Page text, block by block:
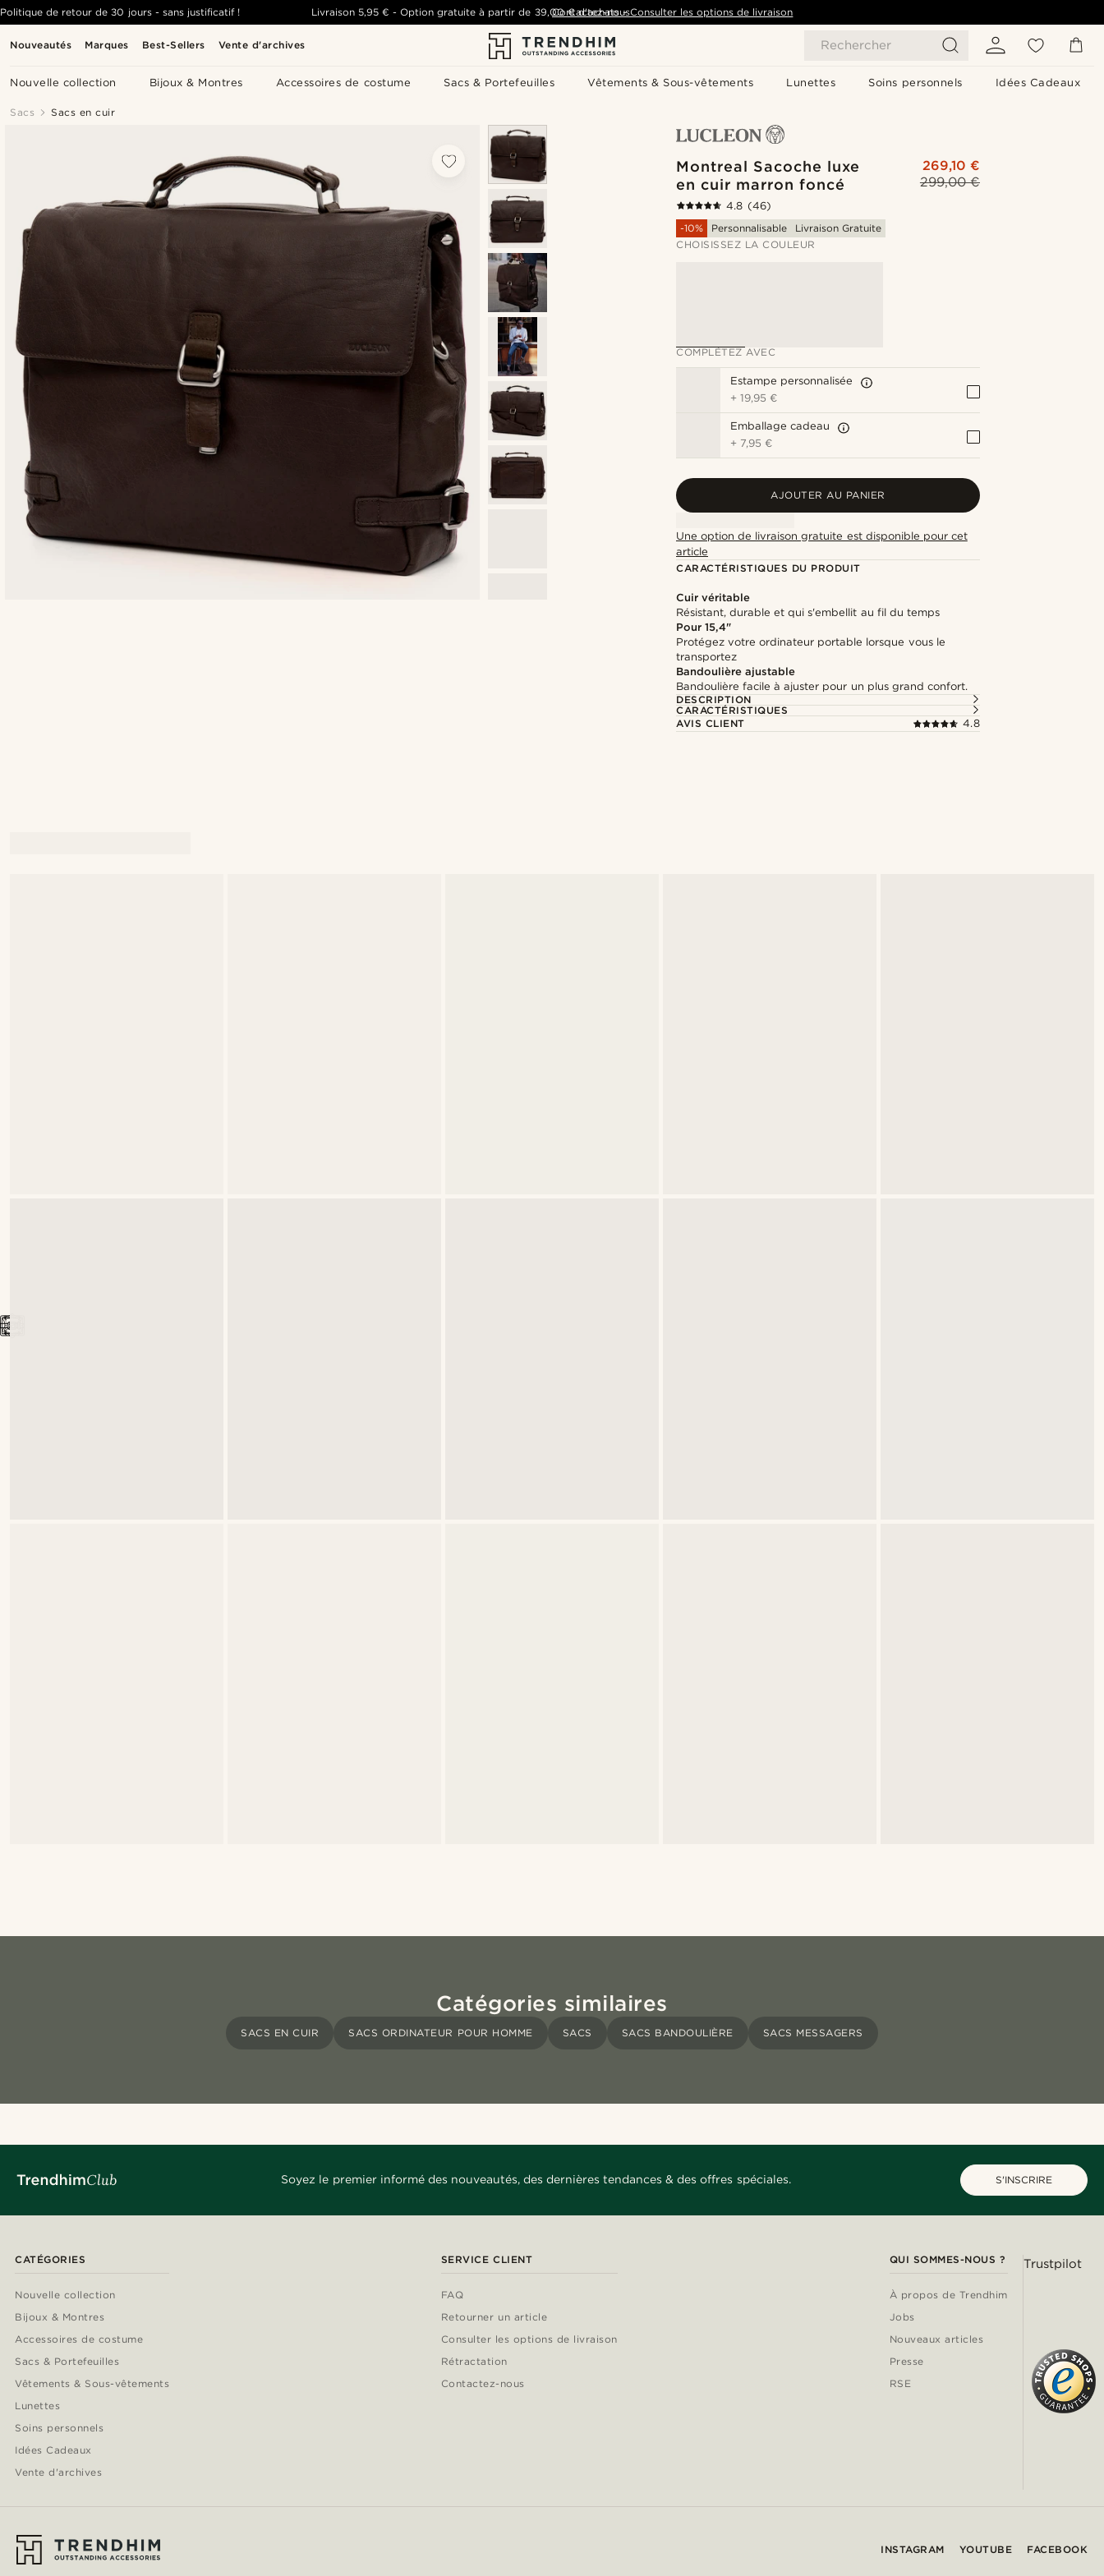
Nouveautés Marques Best-Sellers Vente d'archives Rechercher
Nouvelle collection Bijoux & Montres Accessoires de costume Sacs & Portefeuilles Vêtements & Sous-vêtements Lunettes Soins personnels Idées Cadeaux
Politique de retour de 30 jours - sans justificatif ! Livraison 5,95 € -Option gratuite à partir de 39,00 € d'achats- Consulter les options de livraison
Contactez-nous
Sacs Sacs en cuir
Montreal Sacoche luxe
en cuir marron foncé
299,00 €
269,10 €
4.8 (46)
-10%
Personnalisable
Livraison Gratuite
CHOISISSEZ LA COULEUR
COMPLÉTEZ AVEC
Estampe personnalisée
+19,95 €
Emballage cadeau
+ 7,95 €
AJOUTER AU PANIER
Une option de livraison gratuite est disponible pour cet
article
CARACTÉRISTIQUES DU PRODUIT
Cuir véritable
Résistant, durable et qui s'embellit au fil du temps
Pour 15,4"
Protégez votre ordinateur portable lorsque vous le
transportez
Bandoulière ajustable
Bandoulière facile à ajuster pour un plus grand confort.
DESCRIPTION
CARACTÉRISTIQUES
AVIS CLIENT
4.8
Catégories similaires
SACS EN CUIR SACS ORDINATEUR POUR HOMME SACS SACS BANDOULIÈRE SACS MESSAGERS
Soyez le premier informé des nouveautés, des dernières tendances & des offres spéciales. S'INSCRIRE
CATÉGORIES
Nouvelle collection
Bijoux & Montres
Accessoires de costume
Sacs & Portefeuilles
Vêtements & Sous-vêtements
Lunettes
Soins personnels
Idées Cadeaux
Vente d'archives
SERVICE CLIENT
FAQ
Retourner un article
Consulter les options de livraison
Rétractation
Contactez-nous
QUI SOMMES-NOUS ?
À propos de Trendhim
Jobs
Nouveaux articles
Presse
RSE
Trustpilot
INSTAGRAM YOUTUBE FACEBOOK